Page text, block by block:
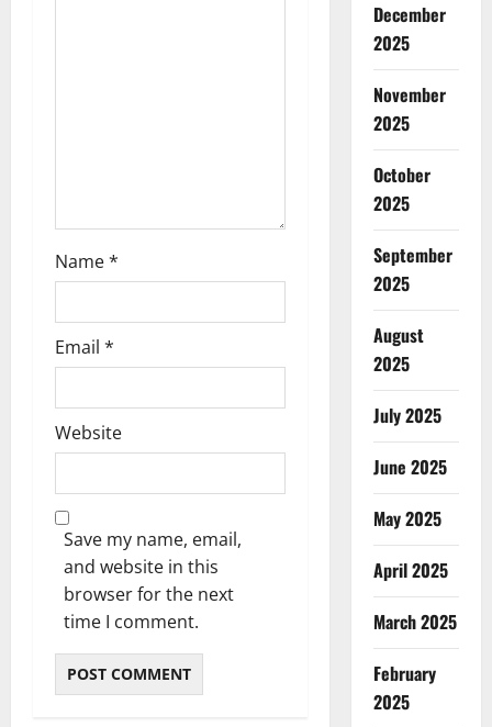
Name*
Email *
Website
Save my name, email,
and website in this
browser for the next
time I comment.
December
2025
November
2025
October
2025
September
2025
August
2025
July 2025
June 2025
May 2025
April 2025
March 2025
February
2025